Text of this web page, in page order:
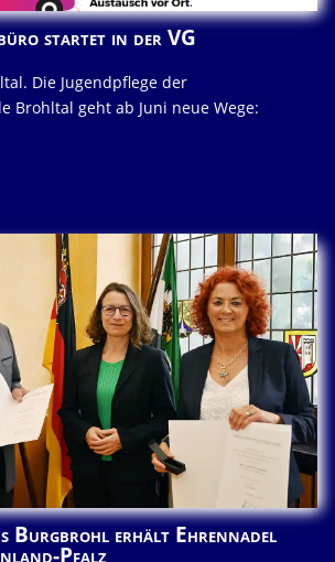
startet in der VG
Die Jugendpflege der
Brohltal geht ab Juni neue Wege:
Burgbrohl erhält Ehrennadel
Pfalz